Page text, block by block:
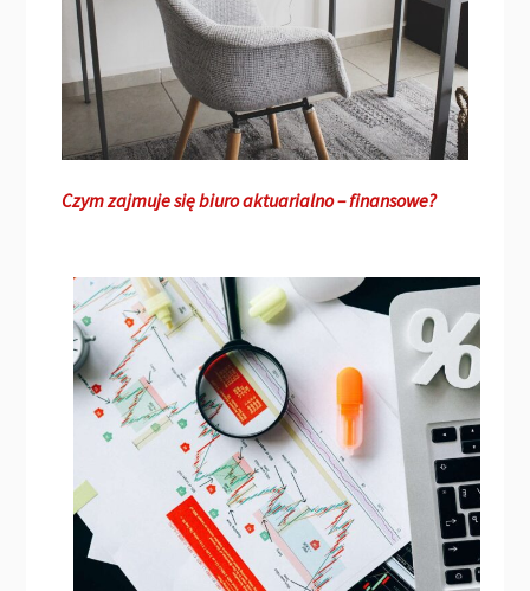
Czym zajmuje się biuro aktuarialno – finansowe?